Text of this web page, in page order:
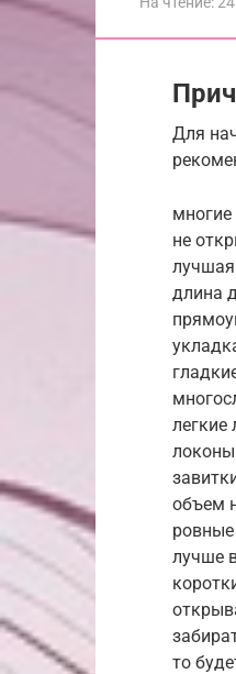
Для
не
длина
легкие
локоны
объем
ровные
лучше
то